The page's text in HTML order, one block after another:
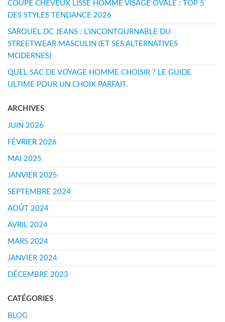
COUPE CHEVEUX LISSE HOMME VISAGE OVALE : TOP 5
DES STYLES TENDANCE 2026
SAROUEL DC JEANS : L’INCONTOURNABLE DU
STREETWEAR MASCULIN (ET SES ALTERNATIVES
MODERNES)
QUEL SAC DE VOYAGE HOMME CHOISIR ? LE GUIDE
ULTIME POUR UN CHOIX PARFAIT.
ARCHIVES
JUIN 2026
FÉVRIER 2026
MAI 2025
JANVIER 2025
SEPTEMBRE 2024
AOÛT 2024
AVRIL 2024
MARS 2024
JANVIER 2024
DÉCEMBRE 2023
CATÉGORIES
BLOG